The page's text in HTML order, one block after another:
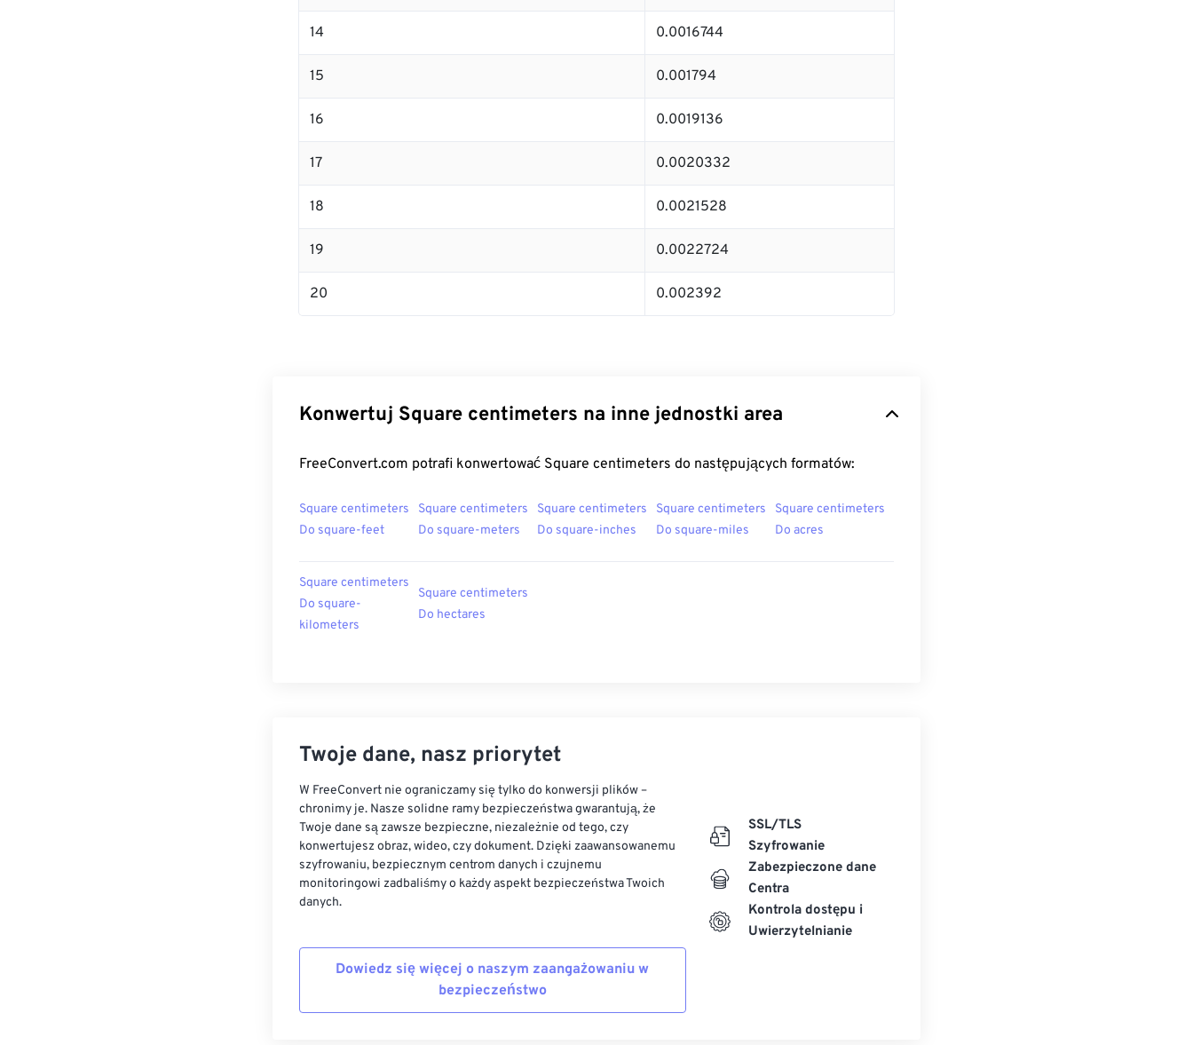
14 0.0016744
15 0.001794
16 0.0019136
17 0.0020332
18 0.0021528
19 0.0022724
20 0.002392
Konwertuj Square centimeters na inne jednostki area
FreeConvert.com potrafi konwertować Square centimeters do następujących formatów:
Square centimeters
Do square-feet
Square centimeters
Do square-meters
Square centimeters
Do square-inches
Square centimeters
Do square-miles
Square centimeters
Do acres
Square centimeters
Do square-
kilometers
Square centimeters
Do hectares
Twoje dane, nasz priorytet
W FreeConvert nie ograniczamy się tylko do konwersji plików –
chronimy je. Nasze solidne ramy bezpieczeństwa gwarantują, że
Twoje dane są zawsze bezpieczne, niezależnie od tego, czy
konwertujesz obraz, wideo, czy dokument. Dzięki zaawansowanemu
szyfrowaniu, bezpiecznym centrom danych i czujnemu
monitoringowi zadbaliśmy o każdy aspekt bezpieczeństwa Twoich
danych.
Dowiedz się więcej o naszym zaangażowaniu w
bezpieczeństwo
SSL/TLS
Szyfrowanie
Zabezpieczone dane
Centra
Kontrola dostępu i
Uwierzytelnianie